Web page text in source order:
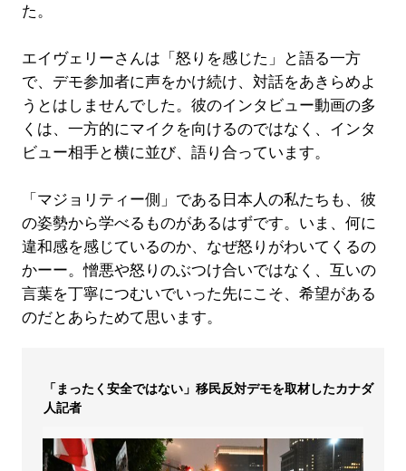
た。
エイヴェリーさんは「怒りを感じた」と語る一方
で、デモ参加者に声をかけ続け、対話をあきらめよ
うとはしませんでした。彼のインタビュー動画の多
くは、一方的にマイクを向けるのではなく、インタ
ビュー相手と横に並び、語り合っています。
「マジョリティー側」である日本人の私たちも、彼
の姿勢から学べるものがあるはずです。いま、何に
違和感を感じているのか、なぜ怒りがわいてくるの
かーー。憎悪や怒りのぶつけ合いではなく、互いの
言葉を丁寧につむいでいった先にこそ、希望がある
のだとあらためて思います。
「まったく安全ではない」移民反対デモを取材したカナダ
人記者